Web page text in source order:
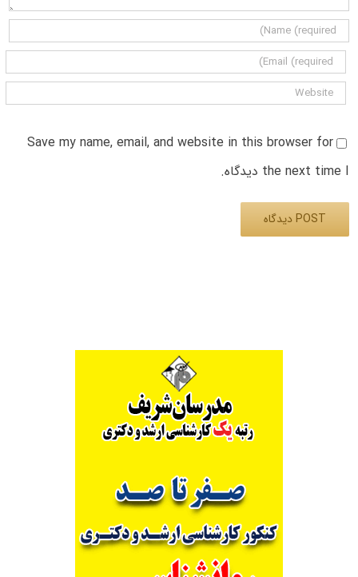
Save my name, email, and website in this browser for
the next time I دیدگاه.